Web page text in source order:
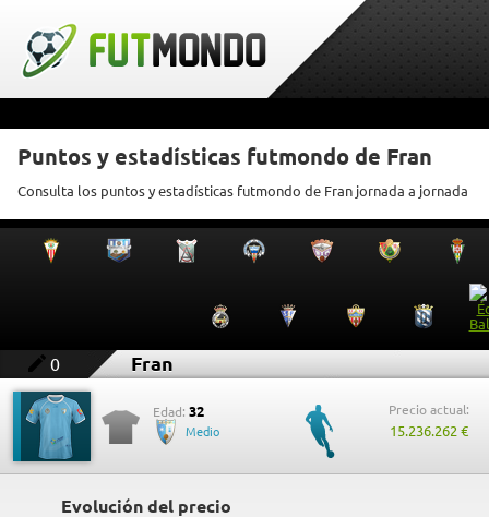
Puntos y estadísticas futmondo de Fran
Consulta los puntos y estadísticas futmondo de Fran jornada a jornada
0 Fran
Edad: 32
Medio
Precio actual:
15.236.262 €
Evolución del precio